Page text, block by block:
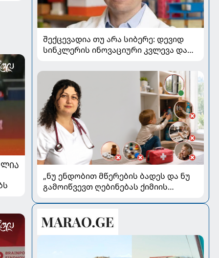
შექცევადია თუ არა სიბერე: დევიდ
სინკლერის ინოვაციური კვლევა და
„ნუ ენდობით მწერების ბადეს და ნუ
გამოიწვევთ ღებინებას ქიმიის
პედიატრ სალომე ახვლედიანის
რჩევები